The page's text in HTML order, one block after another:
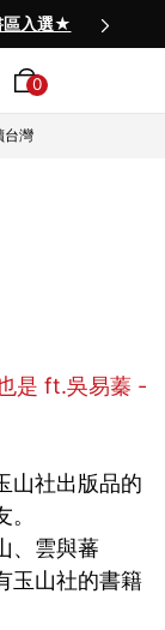
區入選★
0
台灣
是 ft.吳易蓁 -
山社出版品的
、雲與蕃
玉山社的書籍